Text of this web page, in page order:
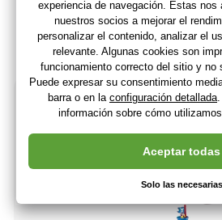
+ 511 puntos
Última pieza en stock(En usted 24.08.)